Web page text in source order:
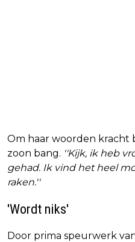
Om haar woorden kracht
zoon bang. ''Kijk, ik heb
gehad. Ik vind het heel
raken.''
'Wordt niks'
Door prima speurwerk